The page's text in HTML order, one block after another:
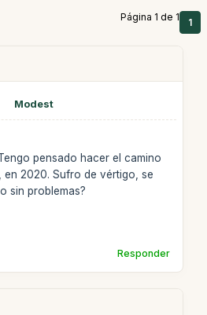
Página 1 de 1 1
Modest
pensado hacer el camino
en 2020. Sufro de vértigo, se
sin problemas?
Responder